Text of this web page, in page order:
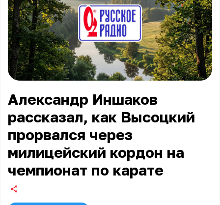
Александр Иншаков
рассказал, как Высоцкий
прорвался через
милицейский кордон на
чемпионат по карате